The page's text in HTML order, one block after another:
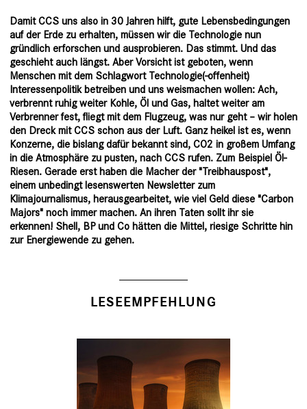
Damit CCS uns also in 30 Jahren hilft, gute Lebensbedingungen
auf der Erde zu erhalten, müssen wir die Technologie nun
gründlich erforschen und ausprobieren. Das stimmt. Und das
geschieht auch längst. Aber Vorsicht ist geboten, wenn
Menschen mit dem Schlagwort Technologie(-offenheit)
Interessenpolitik betreiben und uns weismachen wollen: Ach,
verbrennt ruhig weiter Kohle, Öl und Gas, haltet weiter am
Verbrenner fest, fliegt mit dem Flugzeug, was nur geht – wir holen
den Dreck mit CCS schon aus der Luft. Ganz heikel ist es, wenn
Konzerne, die bislang dafür bekannt sind, CO2 in großem Umfang
in die Atmosphäre zu pusten, nach CCS rufen. Zum Beispiel Öl-
Riesen. Gerade erst haben die Macher der "Treibhauspost",
einem unbedingt lesenswerten Newsletter zum
Klimajournalismus, herausgearbeitet, wie viel Geld diese "Carbon
Majors" noch immer machen. An ihren Taten sollt ihr sie
erkennen! Shell, BP und Co hätten die Mittel, riesige Schritte hin
zur Energiewende zu gehen.
LESEEMPFEHLUNG